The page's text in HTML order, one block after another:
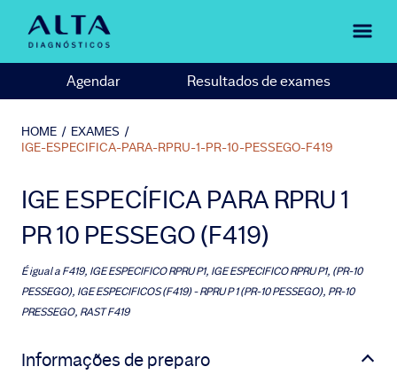
Agendar Resultados de exames
HOME / EXAMES /
IGE-ESPECIFICA-PARA-RPRU-1-PR-10-PESSEGO-F419
IGE ESPECÍFICA PARA RPRU 1
PR 10 PESSEGO (F419)
É igual aF419, IGE ESPECIFICO RPRU P1, IGE ESPECIFICO RPRU P1, (PR-10
PESSEGO), IGE ESPECIFICOS (F419) - RPRU P 1 (PR-10 PESSEGO), PR-10
PRESSEGO, RAST F419
Informações de preparo